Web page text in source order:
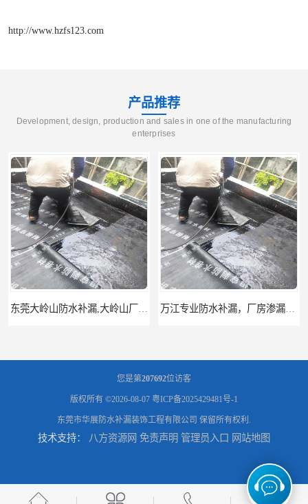
http://www.hzfs123.com
产品推荐
Development, design, production and sales in one of the manufacturing
enterprises
东莞东城房屋防水补漏，东城专业房屋渗漏水补漏 东莞沙田房屋渗漏水补漏 沙田专业厂房防水补漏
您是第207692位访客
版权所有 ©2026-08-07 粤ICP备2025429481号-1
东莞市华展防水补漏装饰工程有限公司 保留所有权利.
技术支持： 八方资源网 免责声明 管理员入口 网站地图